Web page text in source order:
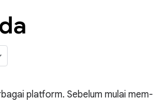
platform. Sebelum mulai mem-